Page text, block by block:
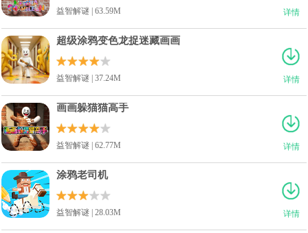
详情
益智解谜 | 63.59M
详情
‪超级涂鸦变色龙捉迷藏画画
益智解谜 | 37.24M
详情
画画躲猫猫高手
益智解谜 | 62.77M
详情
涂鸦老司机
益智解谜 | 28.03M